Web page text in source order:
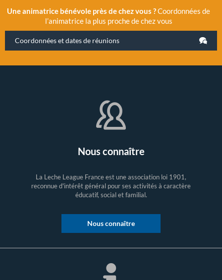
Une animatrice bénévole près de chez vous ?Coordonnées de
l’animatrice la plus proche de chez vous
Coordonnées et dates de réunions
Nous connaître
La Leche League France est une association loi 1901,
reconnue d'intérêt général pour ses activités à caractère
éducatif, social et familial.
Nous connaître